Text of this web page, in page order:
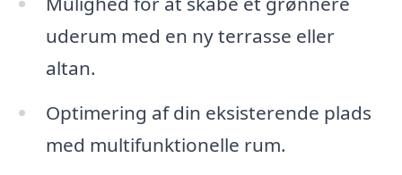
uderum med en ny terrasse eller
altan.
Optimering af din eksisterende plads
med multifunktionelle rum.